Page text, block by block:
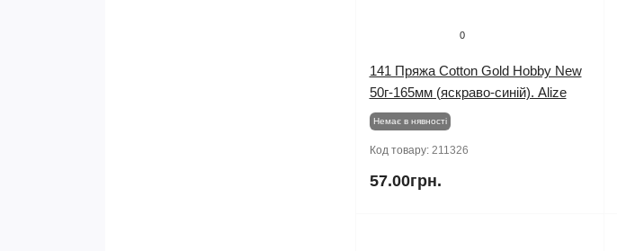
0
141 Пряжа Cotton Gold Hobby New
50г-165мм (яскраво-синій). Alize
Немає в нявності
Код товару: 211326
57.00грн.